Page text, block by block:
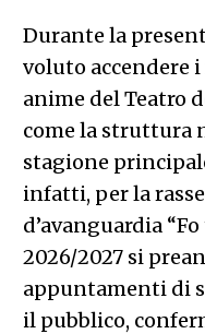
Durante la
voluto accendere
anime del Teatro
come la struttura
stagione
infatti, per la
d’avanguardia
2026/2027 si
appuntamenti di
il pubblico,